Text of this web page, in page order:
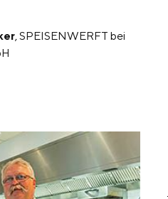
, SPEISENWERFT bei